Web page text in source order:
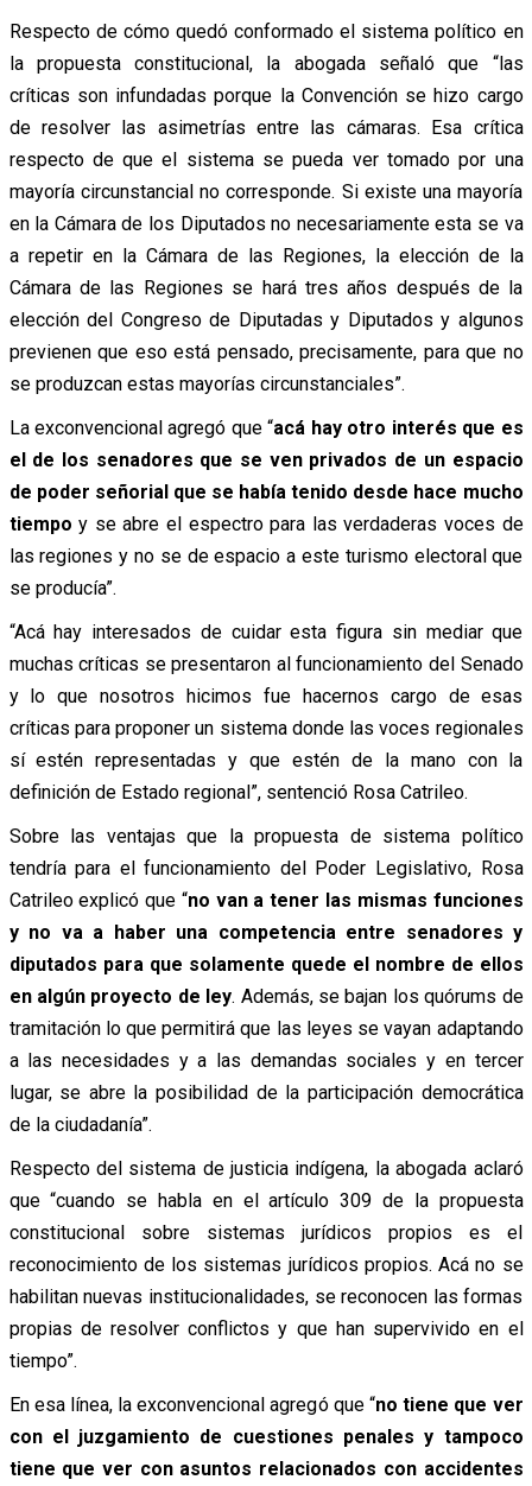
Respecto de cómo quedó conformado el sistema político en
la propuesta constitucional, la abogada señaló que “las
críticas son infundadas porque la Convención se hizo cargo
de resolver las asimetrías entre las cámaras. Esa crítica
respecto de que el sistema se pueda ver tomado por una
mayoría circunstancial no corresponde. Si existe una mayoría
en la Cámara de los Diputados no necesariamente esta se va
a repetir en la Cámara de las Regiones, la elección de la
Cámara de las Regiones se hará tres años después de la
elección del Congreso de Diputadas y Diputados y algunos
previenen que eso está pensado, precisamente, para que no
se produzcan estas mayorías circunstanciales”.
La exconvencional agregó que “acá hay otro interés que es
el de los senadores que se ven privados de un espacio
de poder señorial que se había tenido desde hace mucho
tiempo y se abre el espectro para las verdaderas voces de
las regiones y no se de espacio a este turismo electoral que
se producía”.
“Acá hay interesados de cuidar esta figura sin mediar que
muchas críticas se presentaron al funcionamiento del Senado
y lo que nosotros hicimos fue hacernos cargo de esas
críticas para proponer un sistema donde las voces regionales
sí estén representadas y que estén de la mano con la
definición de Estado regional”, sentenció Rosa Catrileo.
Sobre las ventajas que la propuesta de sistema político
tendría para el funcionamiento del Poder Legislativo, Rosa
Catrileo explicó que “no van a tener las mismas funciones
y no va a haber una competencia entre senadores y
diputados para que solamente quede el nombre de ellos
en algún proyecto de ley. Además, se bajan los quórums de
tramitación lo que permitirá que las leyes se vayan adaptando
a las necesidades y a las demandas sociales y en tercer
lugar, se abre la posibilidad de la participación democrática
de la ciudadanía”.
Respecto del sistema de justicia indígena, la abogada aclaró
que “cuando se habla en el artículo 309 de la propuesta
constitucional sobre sistemas jurídicos propios es el
reconocimiento de los sistemas jurídicos propios. Acá no se
habilitan nuevas institucionalidades, se reconocen las formas
propias de resolver conflictos y que han supervivido en el
tiempo”.
En esa línea, la exconvencional agregó que “no tiene que ver
con el juzgamiento de cuestiones penales y tampoco
tiene que ver con asuntos relacionados con accidentes